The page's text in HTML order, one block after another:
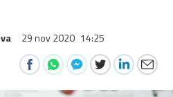
29 nov 2020 14:25